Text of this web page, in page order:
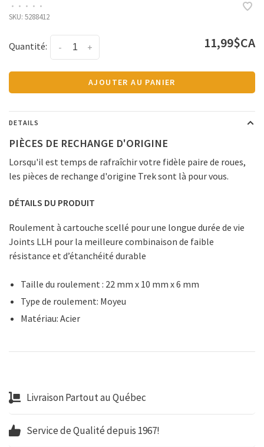
• • • • •
SKU: 5288412
Quantité: +
- 11,99$CA
AJOUTER AU PANIER
DETAILS
PIÈCES DE RECHANGE D'ORIGINE
Lorsqu'il est temps de rafraîchir votre fidèle paire de roues,
les pièces de rechange d'origine Trek sont là pour vous.
DÉTAILS DU PRODUIT
Roulement à cartouche scellé pour une longue durée de vie
Joints LLH pour la meilleure combinaison de faible
résistance et d’étanchéité durable
Taille du roulement : 22 mm x 10 mm x 6 mm
Type de roulement: Moyeu
Matériau: Acier
Livraison Partout au Québec
Service de Qualité depuis 1967!